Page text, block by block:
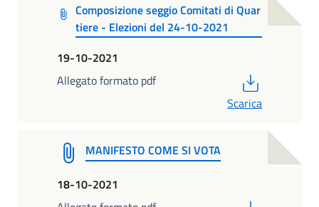
Composizione seggio Comitati di Quar
tiere - Elezioni del 24-10-2021
19-10-2021
Allegato formato pdf
Scarica
MANIFESTO COME SI VOTA
18-10-2021